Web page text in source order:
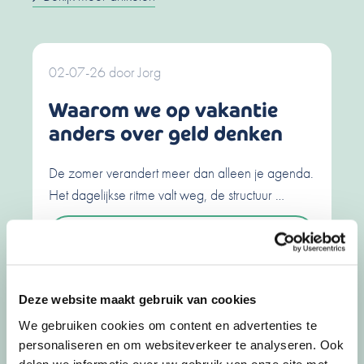
Deze website maakt gebruik van cookies
We gebruiken cookies om content en advertenties te
personaliseren en om websiteverkeer te analyseren. Ook
02-07-26 doorJorg
Waarom we op vakantie
anders over geld denken
De zomer verandert meer dan alleen je agenda.
Het dagelijkse ritme valt weg, de structuur …
Waarom we in het voorjaar